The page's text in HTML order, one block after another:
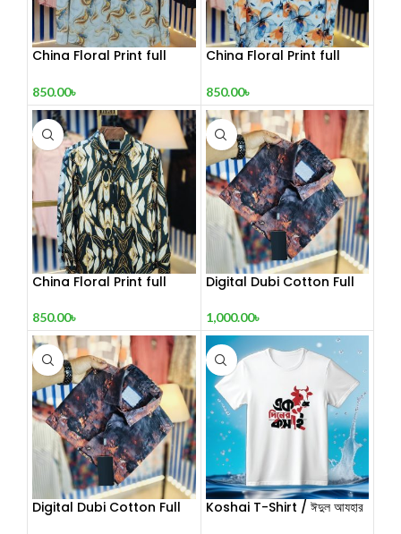
China Floral Print full
850.00৳
China Floral Print full
850.00৳
China Floral Print full
850.00৳
Digital Dubi Cotton Full
1,000.00৳
Digital Dubi Cotton Full
Koshai T-Shirt / ঈদুল আযহার